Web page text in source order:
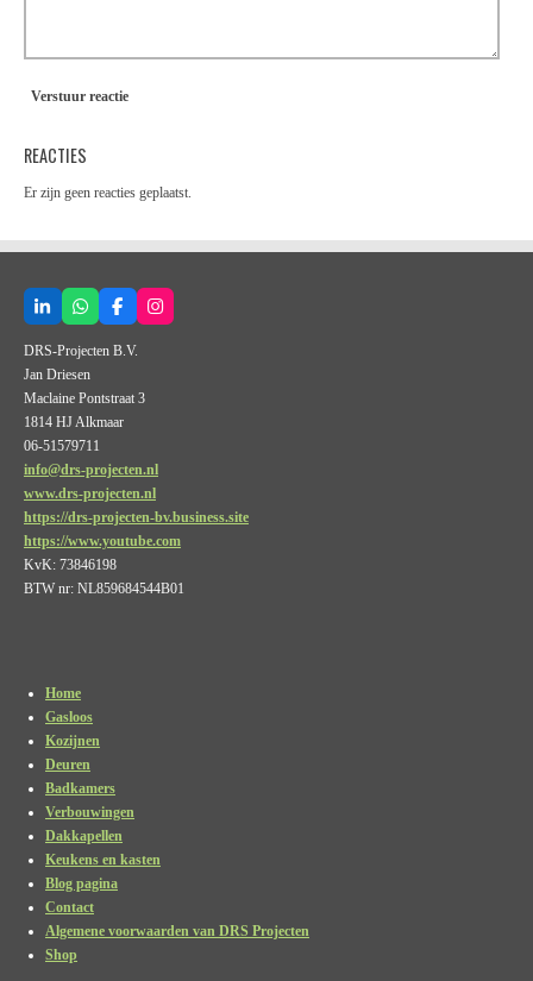
Verstuur reactie
REACTIES
Er zijn geen reacties geplaatst.
L
i
n
e
d
I
n
W
h
a
t
s
A
p
p
F
a
c
o
k
I
n
DRS-Projecten B.V.
Jan Driesen
Maclaine Pontstraat 3
1814 HJ Alkmaar
06-51579711
info@drs-projecten.nl
www.drs-projecten.nl
https://drs-projecten-bv.business.site
https://www.youtube.com
KvK: 73846198
BTW nr: NL859684544B01
Home
Gasloos
Kozijnen
Deuren
Badkamers
Verbouwingen
Dakkapellen
Keukens en kasten
Blog pagina
Contact
Algemene voorwaarden van DRS Projecten
Shop